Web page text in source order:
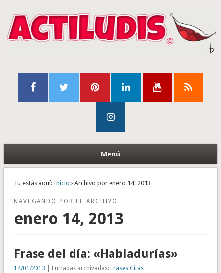
Menú
Tu estás aquí: Inicio › Archivo por enero 14, 2013
NAVEGANDO POR EL ARCHIVO
enero 14, 2013
Frase del día: «Habladurías»
14/01/2013 | Entradas archivadas: Frases Citas